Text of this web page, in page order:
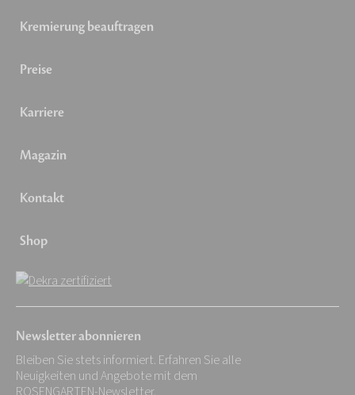
Kremierung beauftragen
Preise
Karriere
Magazin
Kontakt
Shop
Newsletter abonnieren
Bleiben Sie stets informiert. Erfahren Sie alle
Neuigkeiten und Angebote mit dem